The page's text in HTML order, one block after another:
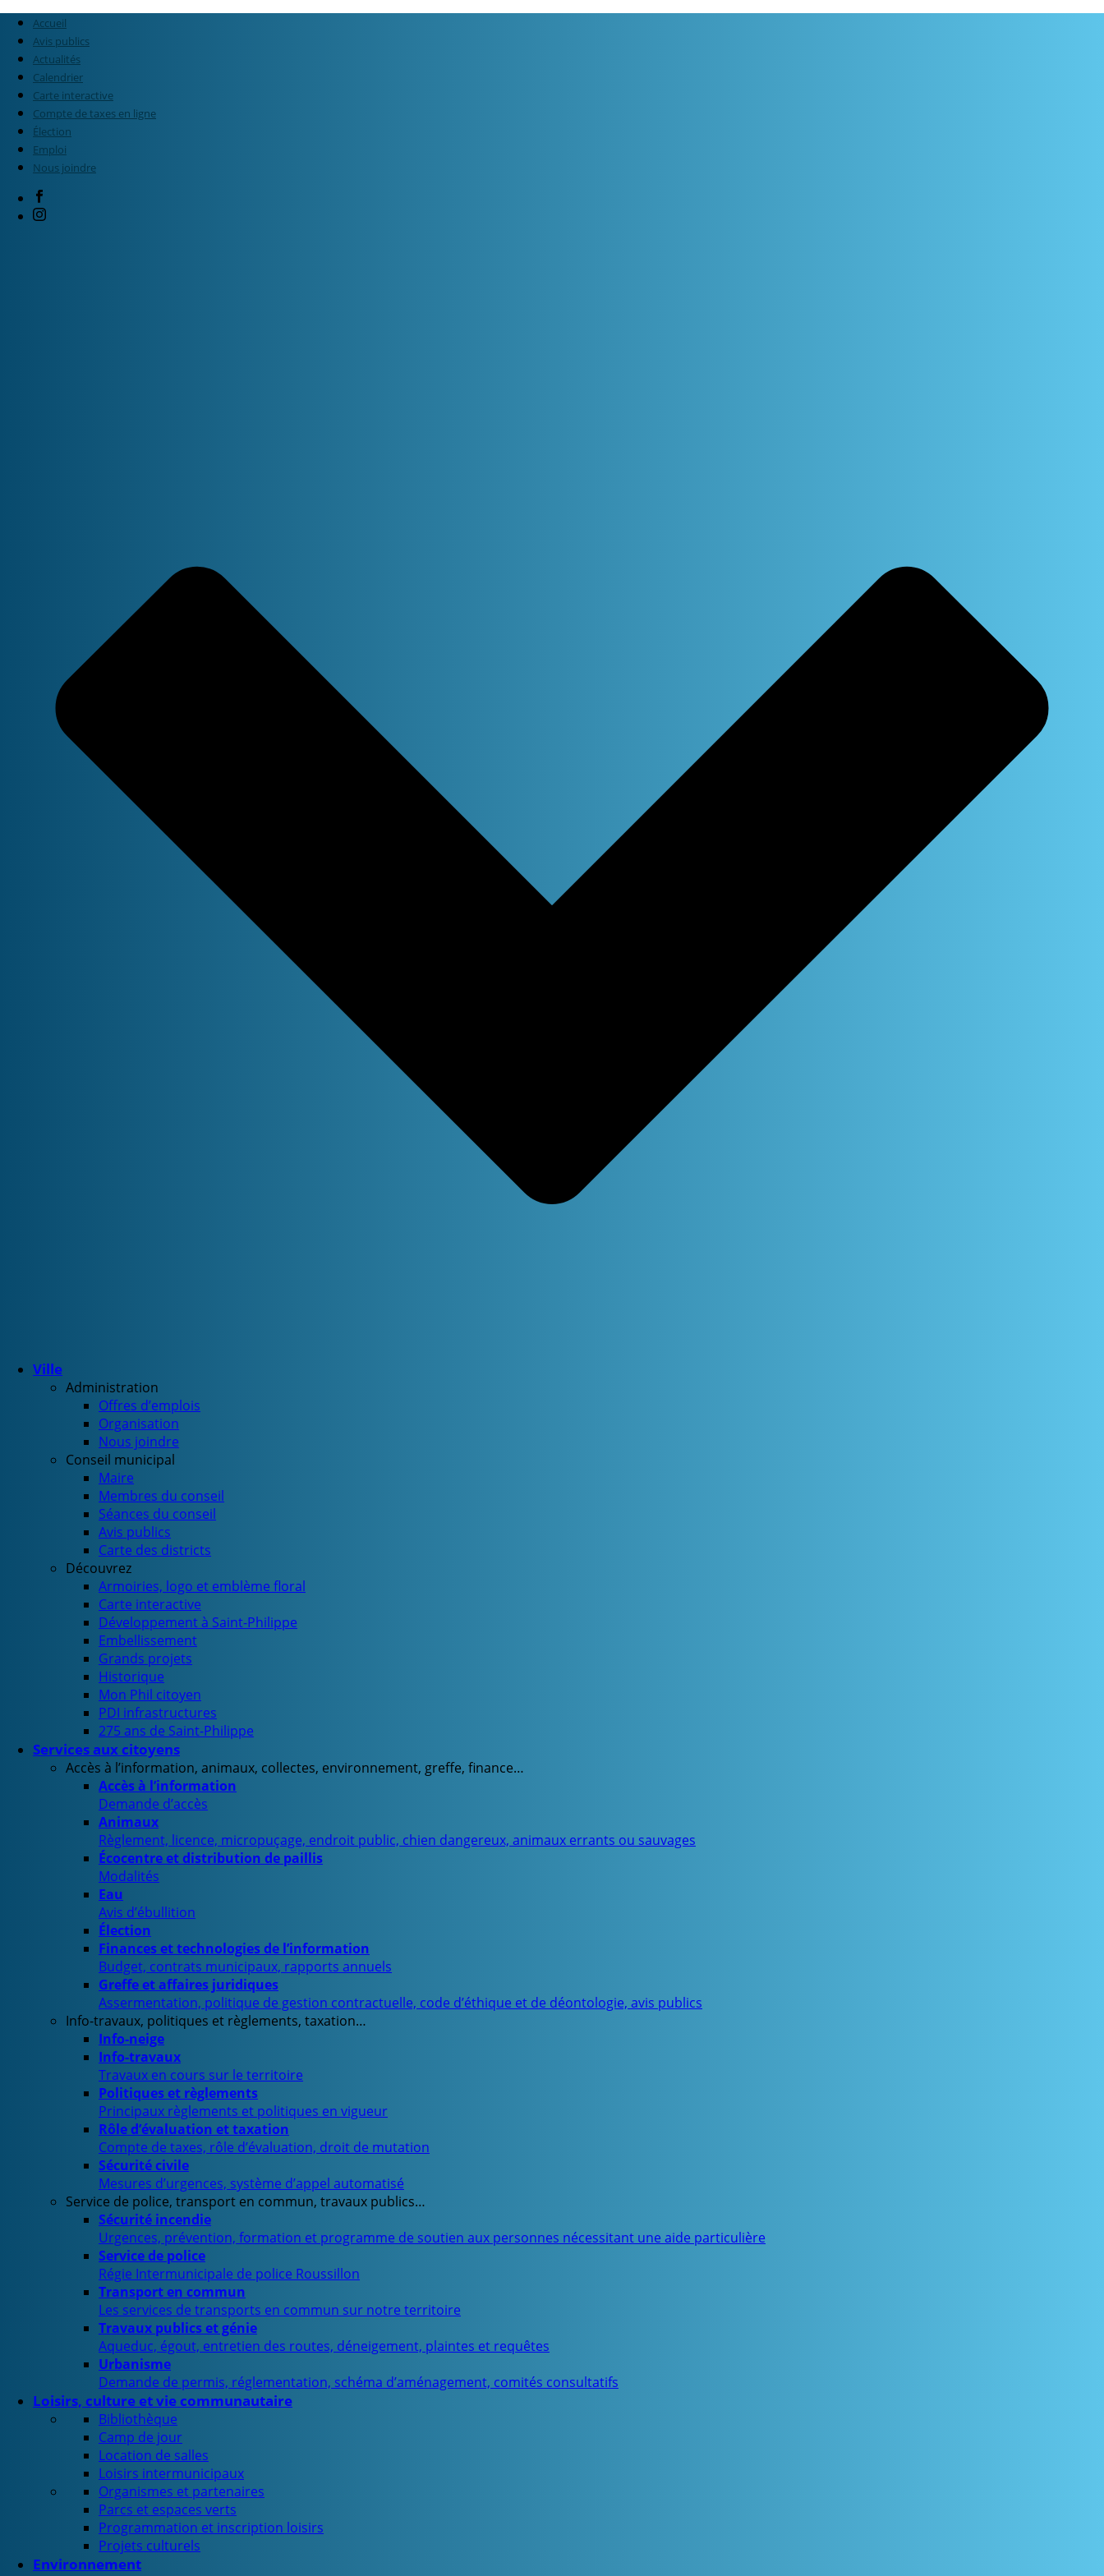
Accueil
Avis publics
Actualités
Calendrier
Carte interactive
Compte de taxes en ligne
Élection
Emploi
Nous joindre
Ville
Administration
Offres d’emplois
Organisation
Nous joindre
Conseil municipal
Maire
Membres du conseil
Séances du conseil
Avis publics
Carte des districts
Découvrez
Armoiries, logo et emblème floral
Carte interactive
Développement à Saint-Philippe
Embellissement
Grands projets
Historique
Mon Phil citoyen
PDI infrastructures
275 ans de Saint-Philippe
Services aux citoyens
Accès à l’information, animaux, collectes, environnement, greffe, finance…
Accès à l’information
Demande d’accès
Animaux
Règlement, licence, micropuçage, endroit public, chien dangereux, animaux errants ou sauvages
Écocentre et distribution de paillis
Modalités
Eau
Avis d’ébullition
Élection
Finances et technologies de l’information
Budget, contrats municipaux, rapports annuels
Greffe et affaires juridiques
Assermentation, politique de gestion contractuelle, code d’éthique et de déontologie, avis publics
Info-travaux, politiques et règlements, taxation…
Info-neige
Info-travaux
Travaux en cours sur le territoire
Politiques et règlements
Principaux règlements et politiques en vigueur
Rôle d’évaluation et taxation
Compte de taxes, rôle d’évaluation, droit de mutation
Sécurité civile
Mesures d’urgences, système d’appel automatisé
Service de police, transport en commun, travaux publics…
Sécurité incendie
Urgences, prévention, formation et programme de soutien aux personnes nécessitant une aide particulière
Service de police
Régie Intermunicipale de police Roussillon
Transport en commun
Les services de transports en commun sur notre territoire
Travaux publics et génie
Aqueduc, égout, entretien des routes, déneigement, plaintes et requêtes
Urbanisme
Demande de permis, réglementation, schéma d’aménagement, comités consultatifs
Loisirs, culture et vie communautaire
Bibliothèque
Camp de jour
Location de salles
Loisirs intermunicipaux
Organismes et partenaires
Parcs et espaces verts
Programmation et inscription loisirs
Projets culturels
Environnement